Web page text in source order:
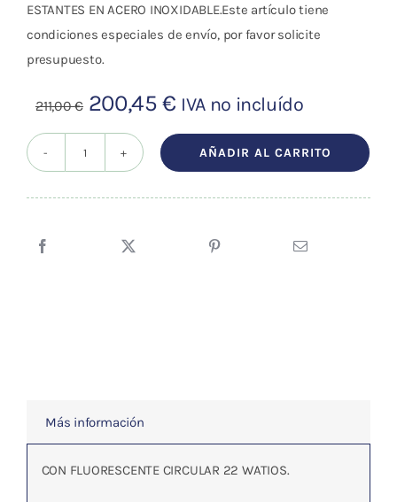
enseñanza
OFERTAS
ESTANTES EN ACERO INOXIDABLE.Este artículo tiene
condiciones especiales de envío, por favor solicite
presupuesto.
211,00€ El
precio
original
200,45€El
precio
actual
IVA no incluído
Lámpara
AÑADIR AL CARRITO
Más información
CON FLUORESCENTE CIRCULAR 22 WATIOS.